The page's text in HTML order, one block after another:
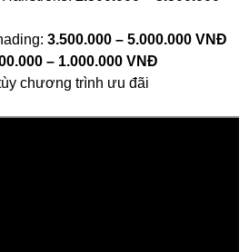
3.500.000 – 5.000.000 VNĐ
– 1.000.000 VNĐ
chương trình ưu đãi